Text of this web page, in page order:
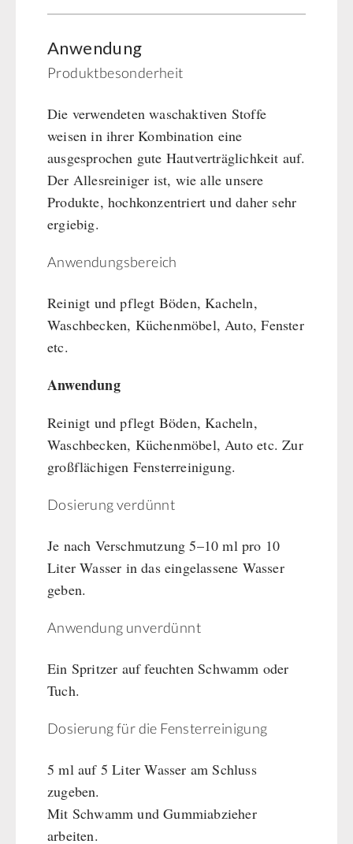
Anwendung
Produktbesonderheit
Die verwendeten waschaktiven Stoffe
weisen in ihrer Kombination eine
ausgesprochen gute Hautverträglichkeit auf.
Der Allesreiniger ist, wie alle unsere
Produkte, hochkonzentriert und daher sehr
ergiebig.
Anwendungsbereich
Reinigt und pflegt Böden, Kacheln,
Waschbecken, Küchenmöbel, Auto, Fenster
etc.
Anwendung
Reinigt und pflegt Böden, Kacheln,
Waschbecken, Küchenmöbel, Auto etc. Zur
großflächigen Fensterreinigung.
Dosierung verdünnt
Je nach Verschmutzung 5–10 ml pro 10
Liter Wasser in das eingelassene Wasser
geben.
Anwendung unverdünnt
Ein Spritzer auf feuchten Schwamm oder
Tuch.
Dosierung für die Fensterreinigung
5 ml auf 5 Liter Wasser am Schluss
zugeben.
Mit Schwamm und Gummiabzieher
arbeiten.